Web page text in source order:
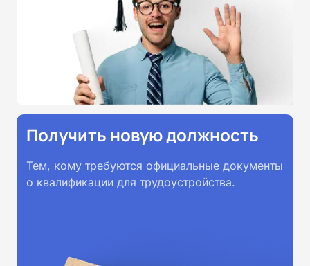
Получить новую должность
Тем, кому требуются официальные документы
о квалификации для трудоустройства.